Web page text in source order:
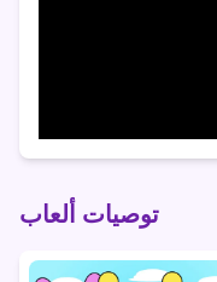
توصيات ألعاب